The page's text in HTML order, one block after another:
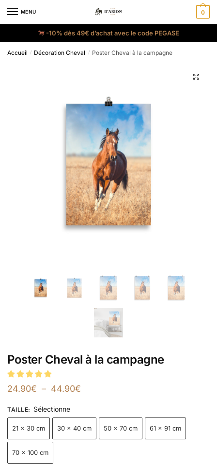
MENU 0
-10% dès 49€ d’achat avec le code PEGASE
Accueil / Décoration Cheval / Poster Cheval à la campagne
Poster Cheval à la campagne
24.90€ – 44.90€
TAILLE: Sélectionne
21 × 30 cm 30 × 40 cm 50 × 70 cm 61 × 91 cm
70 × 100 cm